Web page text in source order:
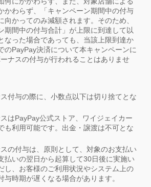
かわらず、「キャンペーン期間中の付与
向かってのみ減額されます。そのため、
期間中の付与合計」が上限に到達して以
なった場合であっても、当該上限到達か
のPayPay決済について本キャンペーンに
ナスの付与が行われることはありませ
付与の際に、小数点以下は切り捨てとな
はPayPay公式ストア、ワイジェイカー
も利用可能です。出金・譲渡は不可とな
の付与は、原則として、対象のお支払い
払いの翌日から起算して30日後に実施い
し、お客様のご利用状況やシステム上の
与時期が遅くなる場合があります。